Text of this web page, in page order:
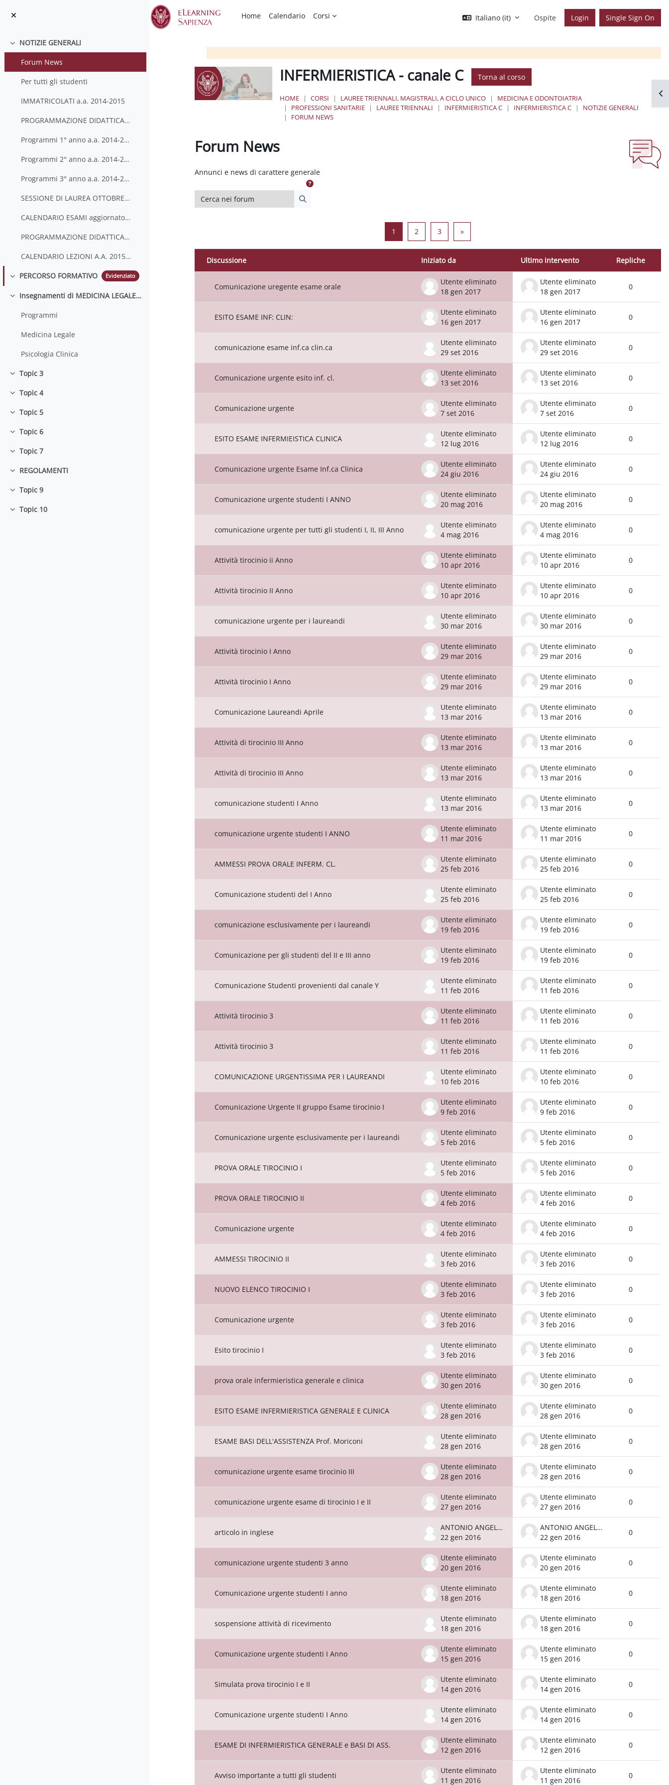
Home
Calendario Corsi Italiano ‎(it)‎ Ospite Login Single Sign On
Minimizza
NOTIZIE GENERALI
Forum News
Per tutti gli studenti
IMMATRICOLATI a.a. 2014-2015
PROGRAMMAZIONE DIDATTICA A.A. 2014-2015
Programmi 1° anno a.a. 2014-2015
Programmi 2° anno a.a. 2014-2015
Programmi 3° anno a.a. 2014-2015
SESSIONE DI LAUREA OTTOBRE-NOVEMBRE 2015 (a.a. 2014-2015)
CALENDARIO ESAMI aggiornato al 16-7-15
PROGRAMMAZIONE DIDATTICA A.A. 2015/2016
CALENDARIO LEZIONI A.A. 2015-2016
Minimizza
PERCORSO FORMATIVO Evidenziato
Minimizza Insegnamenti di MEDICINA LEGALE e PSICOLOGIA CLINICA
Programmi
Medicina Legale
Psicologia Clinica
Minimizza
Topic 3
Minimizza
Topic 4
Minimizza
Topic 5
Minimizza
Topic 6
Minimizza
Topic 7
Minimizza
REGOLAMENTI
Minimizza
Topic 9
Minimizza
Topic 10
INFERMIERISTICA - canale C Torna al corso
HOME CORSI LAUREE TRIENNALI, MAGISTRALI, A CICLO UNICO
MEDICINA E ODONTOIATRIA
PROFESSIONI SANITARIE
LAUREE TRIENNALI INFERMIERISTICA C INFERMIERISTICA C
NOTIZIE GENERALI
FORUM NEWS
Forum News
Annunci e news di carattere generale
Cerca nei forum
1 Pagina 1
2 Pagina 2
3 Pagina 3
»Pagina successiva
Elenco delle discussioni. Visualizzazione di 100 discussioni su 234
Stato
Discussione Iniziato da Ultimo intervento
Repliche
Comunicazione uregente esame orale
Utente eliminato
18 gen 2017
Utente eliminato
18 gen 2017
0
ESITO ESAME INF: CLIN:
Utente eliminato
16 gen 2017
Utente eliminato
16 gen 2017
0
comunicazione esame inf.ca clin.ca
Utente eliminato
29 set 2016
Utente eliminato
29 set 2016
0
Comunicazione urgente esito inf. cl.
Utente eliminato
13 set 2016
Utente eliminato
13 set 2016
0
Comunicazione urgente
Utente eliminato
7 set 2016
Utente eliminato
7 set 2016
0
ESITO ESAME INFERMIEISTICA CLINICA
Utente eliminato
12 lug 2016
Utente eliminato
12 lug 2016
0
Comunicazione urgente Esame Inf.ca Clinica
Utente eliminato
24 giu 2016
Utente eliminato
24 giu 2016
0
Comunicazione urgente studenti I ANNO
Utente eliminato
20 mag 2016
Utente eliminato
20 mag 2016
0
comunicazione urgente per tutti gli studenti I, II, III Anno
Utente eliminato
4 mag 2016
Utente eliminato
4 mag 2016
0
Attività tirocinio ii Anno
Utente eliminato
10 apr 2016
Utente eliminato
10 apr 2016
0
Attività tirocinio II Anno
Utente eliminato
10 apr 2016
Utente eliminato
10 apr 2016
0
comunicazione urgente per i laureandi
Utente eliminato
30 mar 2016
Utente eliminato
30 mar 2016
0
Attività tirocinio I Anno
Utente eliminato
29 mar 2016
Utente eliminato
29 mar 2016
0
Attività tirocinio I Anno
Utente eliminato
29 mar 2016
Utente eliminato
29 mar 2016
0
Comunicazione Laureandi Aprile
Utente eliminato
13 mar 2016
Utente eliminato
13 mar 2016
0
Attività di tirocinio III Anno
Utente eliminato
13 mar 2016
Utente eliminato
13 mar 2016
0
Attività di tirocinio III Anno
Utente eliminato
13 mar 2016
Utente eliminato
13 mar 2016
0
comunicazione studenti I Anno
Utente eliminato
13 mar 2016
Utente eliminato
13 mar 2016
0
comunicazione urgente studenti I ANNO
Utente eliminato
11 mar 2016
Utente eliminato
11 mar 2016
0
AMMESSI PROVA ORALE INFERM. CL.
Utente eliminato
25 feb 2016
Utente eliminato
25 feb 2016
0
Comunicazione studenti del I Anno
Utente eliminato
25 feb 2016
Utente eliminato
25 feb 2016
0
comunicazione esclusivamente per i laureandi
Utente eliminato
19 feb 2016
Utente eliminato
19 feb 2016
0
Comunicazione per gli studenti del II e III anno
Utente eliminato
19 feb 2016
Utente eliminato
19 feb 2016
0
Comunicazione Studenti provenienti dal canale Y
Utente eliminato
11 feb 2016
Utente eliminato
11 feb 2016
0
Attività tirocinio 3
Utente eliminato
11 feb 2016
Utente eliminato
11 feb 2016
0
Attività tirocinio 3
Utente eliminato
11 feb 2016
Utente eliminato
11 feb 2016
0
COMUNICAZIONE URGENTISSIMA PER I LAUREANDI
Utente eliminato
10 feb 2016
Utente eliminato
10 feb 2016
0
Comunicazione Urgente II gruppo Esame tirocinio I
Utente eliminato
9 feb 2016
Utente eliminato
9 feb 2016
0
Comunicazione urgente esclusivamente per i laureandi
Utente eliminato
5 feb 2016
Utente eliminato
5 feb 2016
0
PROVA ORALE TIROCINIO I
Utente eliminato
5 feb 2016
Utente eliminato
5 feb 2016
0
PROVA ORALE TIROCINIO II
Utente eliminato
4 feb 2016
Utente eliminato
4 feb 2016
0
Comunicazione urgente
Utente eliminato
4 feb 2016
Utente eliminato
4 feb 2016
0
AMMESSI TIROCINIO II
Utente eliminato
3 feb 2016
Utente eliminato
3 feb 2016
0
NUOVO ELENCO TIROCINIO I
Utente eliminato
3 feb 2016
Utente eliminato
3 feb 2016
0
Comunicazione urgente
Utente eliminato
3 feb 2016
Utente eliminato
3 feb 2016
0
Esito tirocinio I
Utente eliminato
3 feb 2016
Utente eliminato
3 feb 2016
0
prova orale infermieristica generale e clinica
Utente eliminato
30 gen 2016
Utente eliminato
30 gen 2016
0
ESITO ESAME INFERMIERISTICA GENERALE E CLINICA
Utente eliminato
28 gen 2016
Utente eliminato
28 gen 2016
0
ESAME BASI DELL'ASSISTENZA Prof. Moriconi
Utente eliminato
28 gen 2016
Utente eliminato
28 gen 2016
0
comunicazione urgente esame tirocinio III
Utente eliminato
28 gen 2016
Utente eliminato
28 gen 2016
0
comunicazione urgente esame di tirocinio I e II
Utente eliminato
27 gen 2016
Utente eliminato
27 gen 2016
0
articolo in inglese
ANTONIO ANGELONI
22 gen 2016
ANTONIO ANGELONI
22 gen 2016
0
comunicazione urgente studenti 3 anno
Utente eliminato
20 gen 2016
Utente eliminato
20 gen 2016
0
Comunicazione urgente studenti I anno
Utente eliminato
18 gen 2016
Utente eliminato
18 gen 2016
0
sospensione attività di ricevimento
Utente eliminato
18 gen 2016
Utente eliminato
18 gen 2016
0
Comunicazione urgente studenti I Anno
Utente eliminato
15 gen 2016
Utente eliminato
15 gen 2016
0
Simulata prova tirocinio I e II
Utente eliminato
14 gen 2016
Utente eliminato
14 gen 2016
0
Comunicazione urgente studenti I Anno
Utente eliminato
14 gen 2016
Utente eliminato
14 gen 2016
0
ESAME DI INFERMIERISTICA GENERALE e BASI DI ASS.
Utente eliminato
12 gen 2016
Utente eliminato
12 gen 2016
0
Avviso importante a tutti gli studenti
Utente eliminato
11 gen 2016
Utente eliminato
11 gen 2016
0